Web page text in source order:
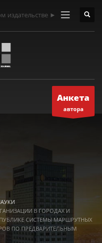
издательстве ►
Анкета
автора
В ГОРОДАХ И
СИСТЕМЫ МАРШРУТНЫХ
ПО ПРЕДВАРИТЕЛЬНЫМ